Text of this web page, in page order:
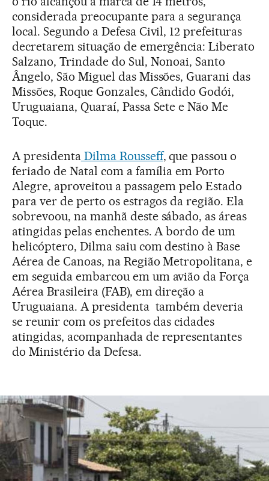
considerada preocupante para a segurança
local. Segundo a Defesa Civil, 12 prefeituras
decretarem situação de emergência: Liberato
Salzano, Trindade do Sul, Nonoai, Santo
Ângelo, São Miguel das Missões, Guarani das
Missões, Roque Gonzales, Cândido Godói,
Uruguaiana, Quaraí, Passa Sete e Não Me
Toque.
A presidentaDilma Rousseff, que passou o
feriado de Natal com a família em Porto
Alegre, aproveitou a passagem pelo Estado
para ver de perto os estragos da região. Ela
sobrevoou, na manhã deste sábado, as áreas
atingidas pelas enchentes. A bordo de um
helicóptero, Dilma saiu com destino à Base
Aérea de Canoas, na Região Metropolitana, e
em seguida embarcou em um avião da Força
Aérea Brasileira (FAB), em direção a
Uruguaiana. A presidenta também deveria
se reunir com os prefeitos das cidades
atingidas, acompanhada de representantes
do Ministério da Defesa.